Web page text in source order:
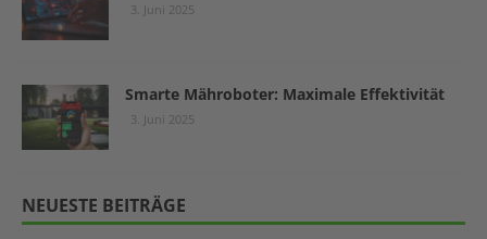
3. Juni 2025
Smarte Mähroboter: Maximale Effektivität
3. Juni 2025
NEUESTE BEITRÄGE